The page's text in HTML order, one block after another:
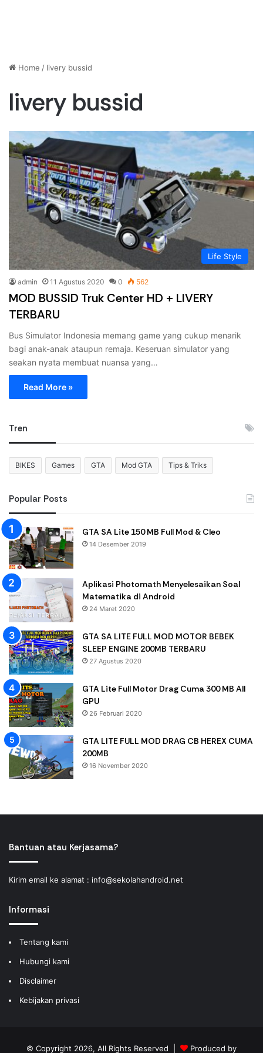
Home / livery bussid
livery bussid
Life Style
admin 11 Agustus 2020 0 562
MOD BUSSID Truk Center HD + LIVERY
TERBARU
Bus Simulator Indonesia memang game yang cukup menarik
bagi anak-anak ataupun remaja. Keseruan simulator yang
seakan nyata membuat nuansa yang…
Read More »
Tren
BIKES Games GTA Mod GTA Tips & Triks
Popular Posts
GTA SA Lite 150 MB Full Mod & Cleo
14 Desember 2019
Aplikasi Photomath Menyelesaikan Soal
Matematika di Android
24 Maret 2020
GTA SA LITE FULL MOD MOTOR BEBEK
SLEEP ENGINE 200MB TERBARU
27 Agustus 2020
GTA Lite Full Motor Drag Cuma 300 MB All
GPU
26 Februari 2020
GTA LITE FULL MOD DRAG CB HEREX CUMA
200MB
16 November 2020
Bantuan atau Kerjasama?
Kirim email ke alamat : info@sekolahandroid.net
Informasi
Tentang kami
Hubungi kami
Disclaimer
Kebijakan privasi
© Copyright 2026, All Rights Reserved | Produced by